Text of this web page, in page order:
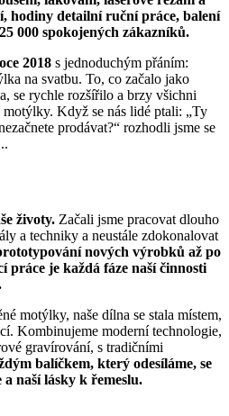
hodiny detailní ruční práce, balení
000 spokojených zákazníků.
2018 s jednoduchým přáním:
na svatbu. To, co začalo jako
se rychle rozšířilo a brzy všichni
Když se nás lidé ptali: „Ty
prodávat?“ rozhodli jsme se
životy. Začali jsme pracovat dlouho
a techniky a neustále zdokonalovat
nových výrobků až po
práce je každá fáze naší činnosti
motýlky, naše dílna se stala místem,
Kombinujeme moderní technologie,
gravírování, s tradičními
balíčkem, který odesíláme, se
a naší lásky k řemeslu.